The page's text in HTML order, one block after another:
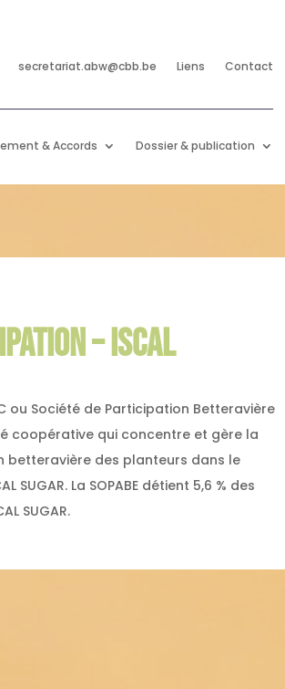
secretariat.abw@cbb.be Liens Contact
& Accords Dossier & publication
– ISCAL
ou Société de Participation Betteravière
coopérative qui concentre et gère la
betteravière des planteurs dans le
SUGAR. La SOPABE détient 5,6 % des
SUGAR.